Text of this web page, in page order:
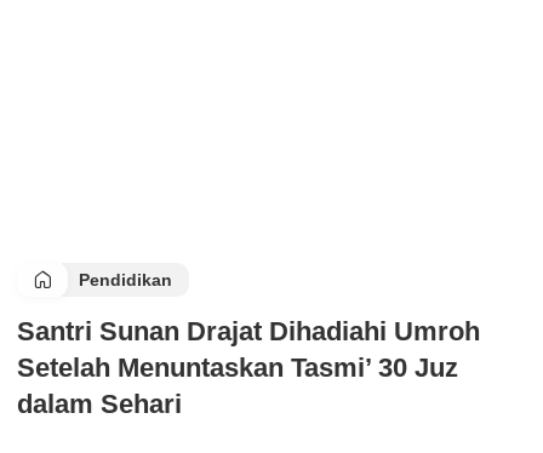
Pendidikan
Santri Sunan Drajat Dihadiahi Umroh
Setelah Menuntaskan Tasmi’ 30 Juz
dalam Sehari